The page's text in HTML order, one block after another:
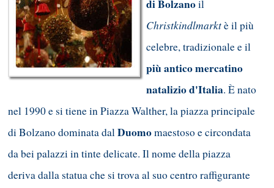
di Bolzanoil
Christkindlmarktè il più
celebre, tradizionale e il
più antico mercatino
natalizio d'Italia. È nato
nel 1990 e si tiene in Piazza Walther, la piazza principale
di Bolzano dominata dalDuomomaestoso e circondata
da bei palazzi in tinte delicate. Il nome della piazza
deriva dalla statua che si trova al suo centro raffigurante